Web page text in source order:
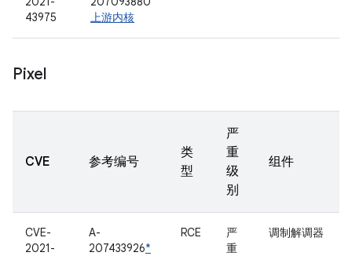
43975
上游内核
Pixel
CVE 参考编号
类
型
严
重
级
别
组件
CVE-
2021-
A-
207433926*
RCE
严
重
调制解调器